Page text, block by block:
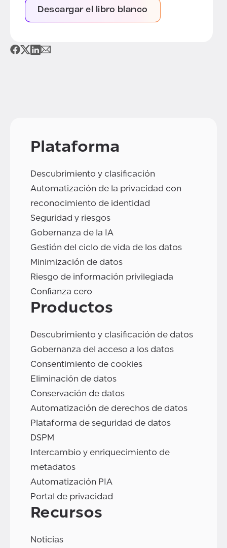
Descargar el libro blanco
Plataforma
Descubrimiento y clasificación
Automatización de la privacidad con
reconocimiento de identidad
Seguridad y riesgos
Gobernanza de la IA
Gestión del ciclo de vida de los datos
Minimización de datos
Riesgo de información privilegiada
Confianza cero
Productos
Descubrimiento y clasificación de datos
Gobernanza del acceso a los datos
Consentimiento de cookies
Eliminación de datos
Conservación de datos
Automatización de derechos de datos
Plataforma de seguridad de datos
DSPM
Intercambio y enriquecimiento de
metadatos
Automatización PIA
Portal de privacidad
Recursos
Noticias